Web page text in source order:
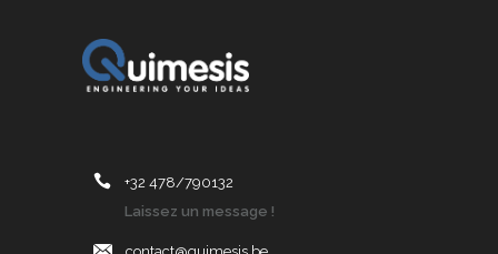
+32 478/790132
Laissez un message !